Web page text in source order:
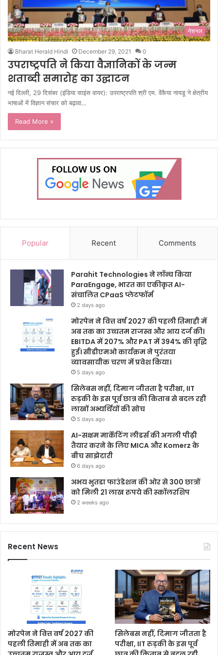
नेशनल
Bharat Herald Hindi December 29, 2021 0
उपराष्ट्रपति ने किया वैज्ञानिकों के जन्म
शताब्दी समारोह का उद्घाटन
नई दिल्ली, 29 दिसंबर (इंडिया साइंस वायर): उपराष्ट्रपति श्री एम. वेंकैया नायडू ने क्षेत्रीय
भाषाओं में विज्ञान संचार को बढ़ावा…
Read More »
Popular Recent Comments
Parahit Technologies ने लॉन्च किया
ParaEngage, भारत का एकीकृत AI-
संचालित CPaaS प्लेटफॉर्म
2 days ago
मोरपेन ने वित्त वर्ष 2027 की पहली तिमाही में
अब तक का उच्चतम राजस्व और आय दर्ज की।
EBITDA में 207% और PAT में 394% की वृद्धि
हुई। सीडीएमओ कार्यक्रम ने पुरंतया
व्यावसायीक चरण में प्रवेश किया।
5 days ago
सिलेबस नहीं, दिमाग जीतता है परीक्षा, IIT
रुड़की के इस पूर्व छात्र की किताब से बदल रही
लाखों अभ्यर्थियों की सोच
5 days ago
AI-सक्षम मार्केटिंग लीडर्स की अगली पीढ़ी
तैयार करने के लिए MICA और Komerz के
बीच साझेदारी
6 days ago
अभय भुतडा फाउंडेशन की ओर से 300 छात्रों
को मिली 21 लाख रुपये की स्कॉलरशिप
2 weeks ago
Recent News
मोरपेन ने वित्त वर्ष 2027 की
पहली तिमाही में अब तक का
सिलेबस नहीं, दिमाग जीतता है
परीक्षा, IIT रुड़की के इस पूर्व